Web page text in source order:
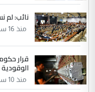
نائب: لم
منذ 16 ساعة
قرار
منذ 10 ساعة